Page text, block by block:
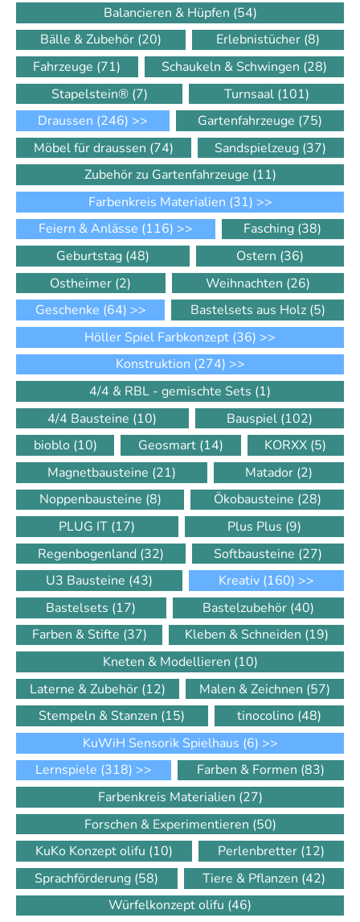
Balancieren & Hüpfen (54)
Bälle & Zubehör (20) Erlebnistücher (8)
Fahrzeuge (71) Schaukeln & Schwingen (28)
Stapelstein® (7) Turnsaal (101)
Draussen (246) >> Gartenfahrzeuge (75)
Möbel für draussen (74) Sandspielzeug (37)
Zubehör zu Gartenfahrzeuge (11)
Farbenkreis Materialien (31) >>
Feiern & Anlässe (116) >> Fasching (38)
Geburtstag (48) Ostern (36)
Ostheimer (2) Weihnachten (26)
Geschenke (64) >> Bastelsets aus Holz (5)
Höller Spiel Farbkonzept (36) >>
Konstruktion (274) >>
4/4 & RBL - gemischte Sets (1)
4/4 Bausteine (10) Bauspiel (102)
bioblo (10) Geosmart (14) KORXX (5)
Magnetbausteine (21) Matador (2)
Noppenbausteine (8) Ökobausteine (28)
PLUG IT (17) Plus Plus (9)
Regenbogenland (32) Softbausteine (27)
U3 Bausteine (43) Kreativ (160) >>
Bastelsets (17) Bastelzubehör (40)
Farben & Stifte (37) Kleben & Schneiden (19)
Kneten & Modellieren (10)
Laterne & Zubehör (12) Malen & Zeichnen (57)
Stempeln & Stanzen (15) tinocolino (48)
KuWiH Sensorik Spielhaus (6) >>
Lernspiele (318) >> Farben & Formen (83)
Farbenkreis Materialien (27)
Forschen & Experimentieren (50)
KuKo Konzept olifu (10) Perlenbretter (12)
Sprachförderung (58) Tiere & Pflanzen (42)
Würfelkonzept olifu (46)